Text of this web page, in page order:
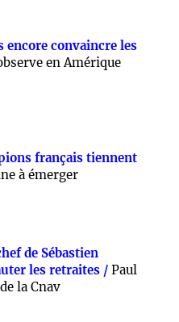
encore convaincre les
en Amérique
français tiennent
à émerger
de Sébastien
les retraites / Paul
la Cnav